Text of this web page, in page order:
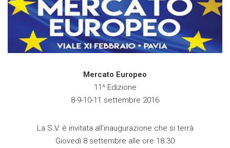
Mercato Europeo
11^ Edizione
8-9-10-11 settembre 2016
La S.V. è invitata all’inaugurazione che si terrà
Giovedì 8 settembre alle ore 18.30